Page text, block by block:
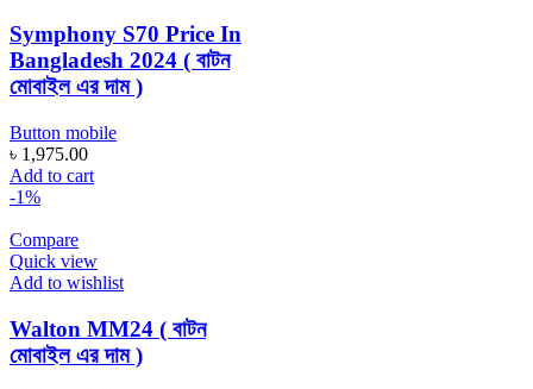
Symphony S70 Price In
Bangladesh 2024 ( বাটন
মোবাইল এর দাম )
Button mobile
৳ 1,975.00
Add to cart
-1%
Compare
Quick view
Add to wishlist
Walton MM24 ( বাটন
মোবাইল এর দাম )